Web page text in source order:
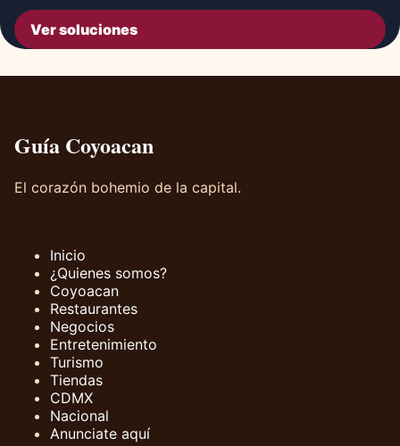
Ver soluciones
Guía Coyoacan
El corazón bohemio de la capital.
Inicio
¿Quienes somos?
Coyoacan
Restaurantes
Negocios
Entretenimiento
Turismo
Tiendas
CDMX
Nacional
Anunciate aquí